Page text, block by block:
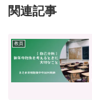
関連記事
教員